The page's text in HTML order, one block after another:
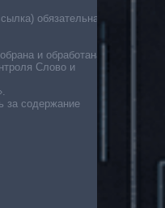
обязательна
и обработана
Слово и
за содержание